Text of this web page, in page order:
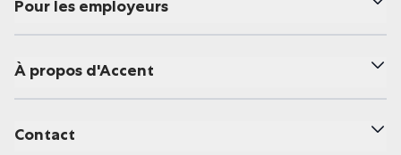
Pour les employeurs
À propos d'Accent
Contact